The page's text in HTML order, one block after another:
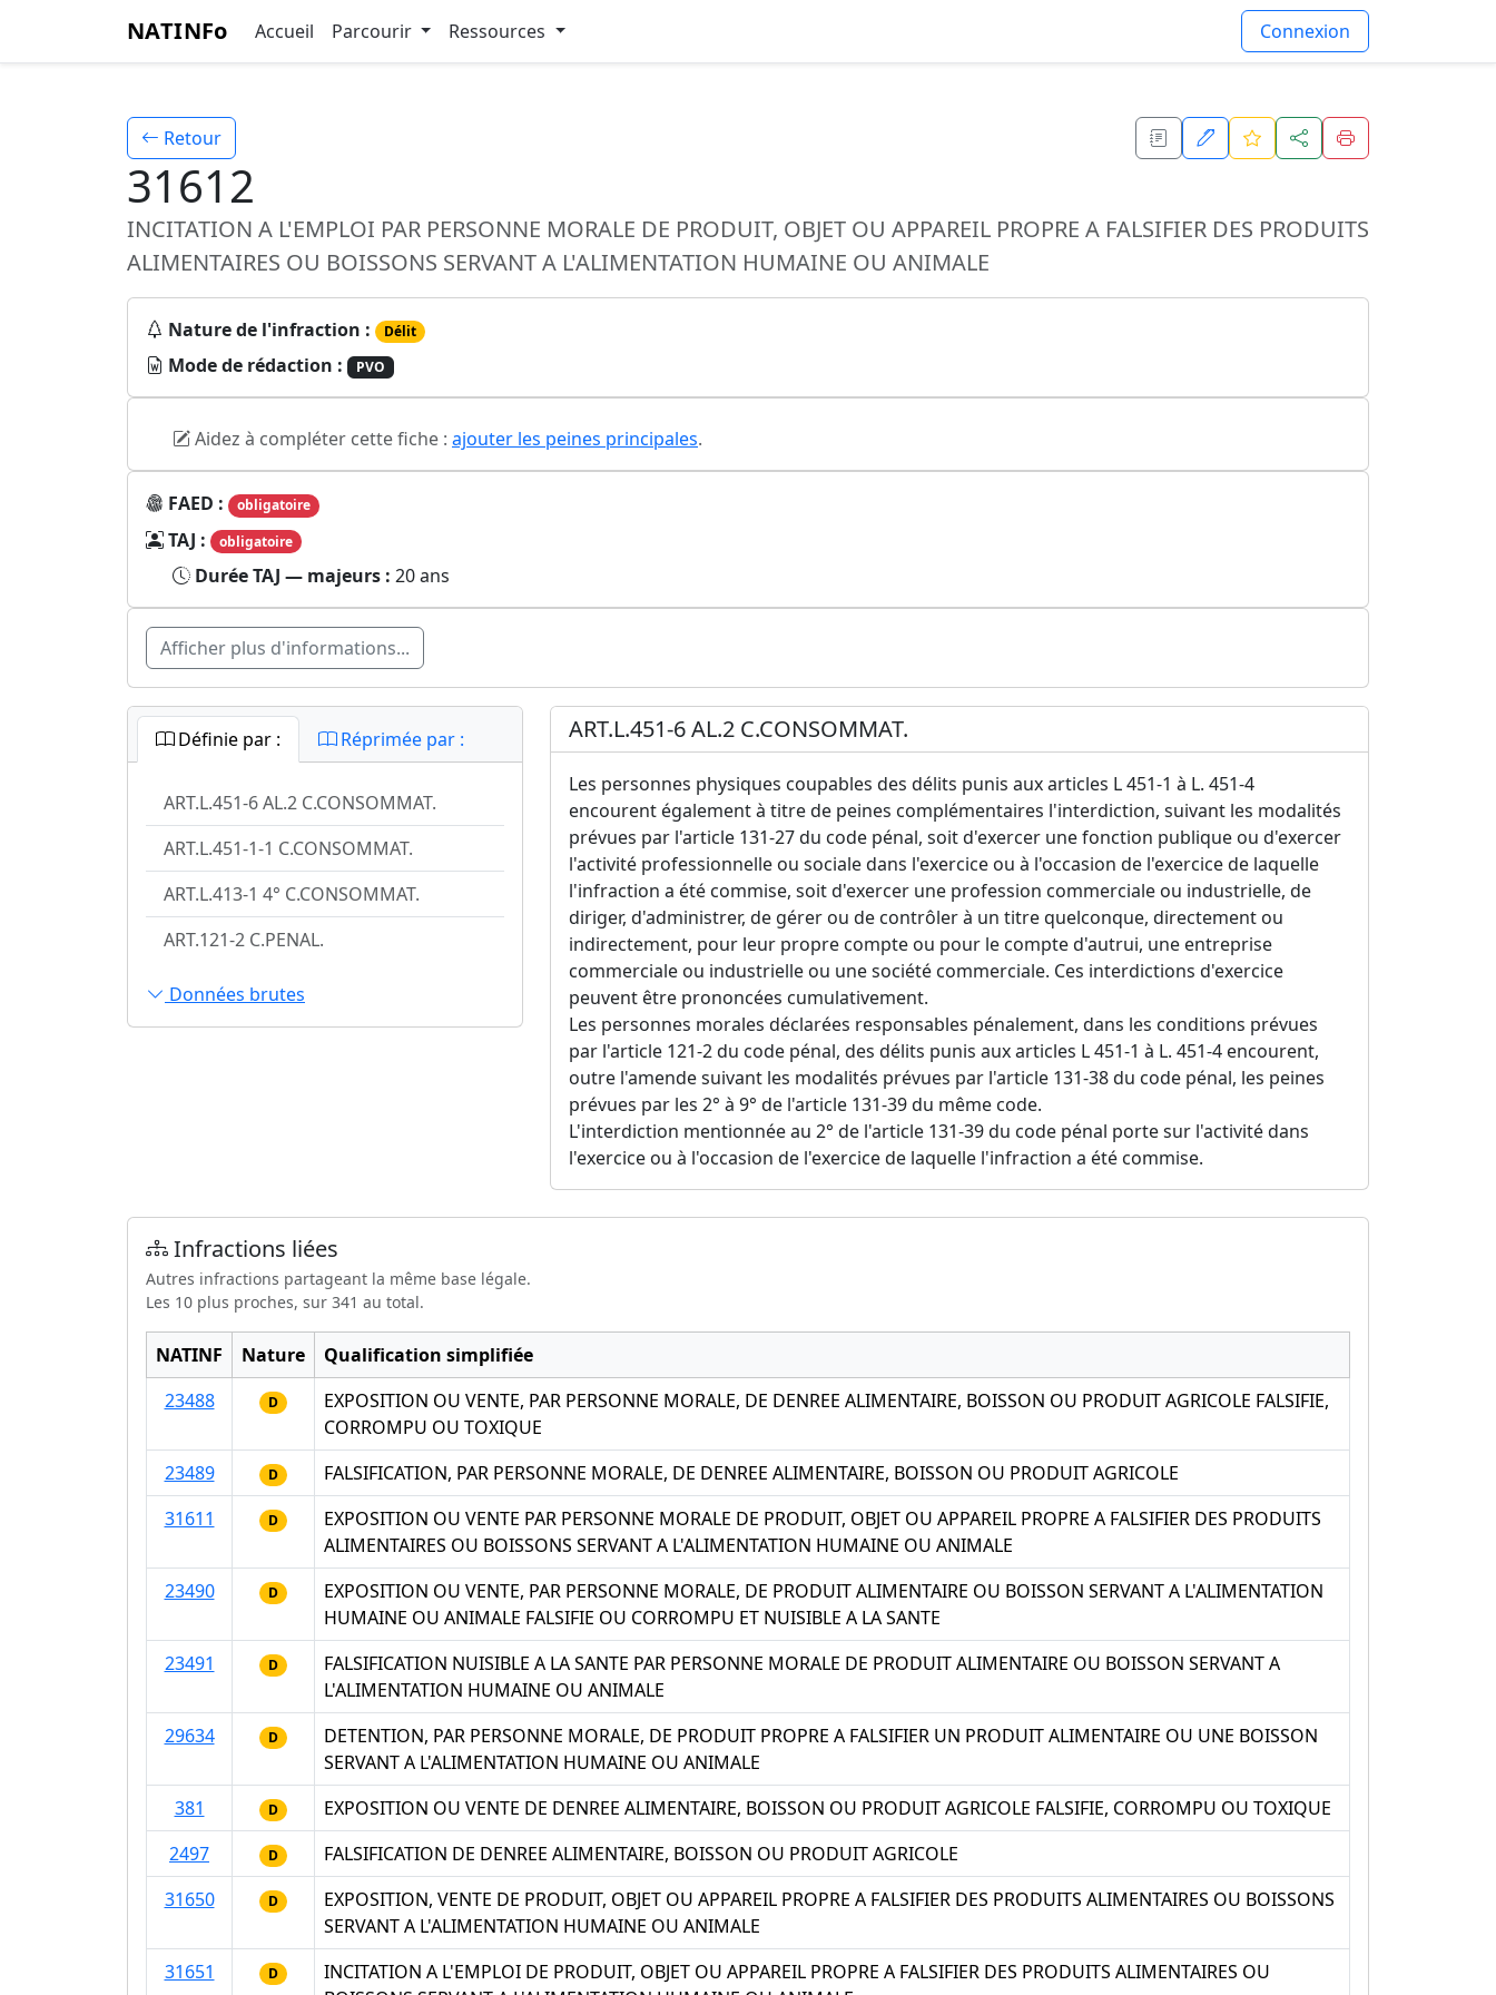
NATINFo Accueil Parcourir Ressources Connexion
Retour
31612
INCITATION A L'EMPLOI PAR PERSONNE MORALE DE PRODUIT, OBJET OU APPAREIL PROPRE A FALSIFIER DES PRODUITS
ALIMENTAIRES OU BOISSONS SERVANT A L'ALIMENTATION HUMAINE OU ANIMALE
Nature de l'infraction : Délit
Mode de rédaction : PVO
Aidez à compléter cette fiche : ajouter les peines principales.
FAED : obligatoire
TAJ : obligatoire
Durée TAJ — majeurs : 20 ans
Afficher plus d'informations...
Définie par : Réprimée par :
ART.L.451-6 AL.2 C.CONSOMMAT.
ART.L.451-1-1 C.CONSOMMAT.
ART.L.413-1 4° C.CONSOMMAT.
ART.121-2 C.PENAL.
Données brutes
ART.L.451-6 AL.2 C.CONSOMMAT.
Les personnes physiques coupables des délits punis aux articles L 451-1 à L. 451-4
encourent également à titre de peines complémentaires l'interdiction, suivant les modalités
prévues par l'article 131-27 du code pénal, soit d'exercer une fonction publique ou d'exercer
l'activité professionnelle ou sociale dans l'exercice ou à l'occasion de l'exercice de laquelle
l'infraction a été commise, soit d'exercer une profession commerciale ou industrielle, de
diriger, d'administrer, de gérer ou de contrôler à un titre quelconque, directement ou
indirectement, pour leur propre compte ou pour le compte d'autrui, une entreprise
commerciale ou industrielle ou une société commerciale. Ces interdictions d'exercice
peuvent être prononcées cumulativement.
Les personnes morales déclarées responsables pénalement, dans les conditions prévues
par l'article 121-2 du code pénal, des délits punis aux articles L 451-1 à L. 451-4 encourent,
outre l'amende suivant les modalités prévues par l'article 131-38 du code pénal, les peines
prévues par les 2° à 9° de l'article 131-39 du même code.
L'interdiction mentionnée au 2° de l'article 131-39 du code pénal porte sur l'activité dans
l'exercice ou à l'occasion de l'exercice de laquelle l'infraction a été commise.
Infractions liées
Autres infractions partageant la même base légale.
Les 10 plus proches, sur 341 au total.
NATINF Nature
Qualification simplifiée
23488
D
EXPOSITION OU VENTE, PAR PERSONNE MORALE, DE DENREE ALIMENTAIRE, BOISSON OU PRODUIT AGRICOLE FALSIFIE,
CORROMPU OU TOXIQUE
23489
D
FALSIFICATION, PAR PERSONNE MORALE, DE DENREE ALIMENTAIRE, BOISSON OU PRODUIT AGRICOLE
31611
D
EXPOSITION OU VENTE PAR PERSONNE MORALE DE PRODUIT, OBJET OU APPAREIL PROPRE A FALSIFIER DES PRODUITS
ALIMENTAIRES OU BOISSONS SERVANT A L'ALIMENTATION HUMAINE OU ANIMALE
23490
D
EXPOSITION OU VENTE, PAR PERSONNE MORALE, DE PRODUIT ALIMENTAIRE OU BOISSON SERVANT A L'ALIMENTATION
HUMAINE OU ANIMALE FALSIFIE OU CORROMPU ET NUISIBLE A LA SANTE
23491
D
FALSIFICATION NUISIBLE A LA SANTE PAR PERSONNE MORALE DE PRODUIT ALIMENTAIRE OU BOISSON SERVANT A
L'ALIMENTATION HUMAINE OU ANIMALE
29634
D
DETENTION, PAR PERSONNE MORALE, DE PRODUIT PROPRE A FALSIFIER UN PRODUIT ALIMENTAIRE OU UNE BOISSON
SERVANT A L'ALIMENTATION HUMAINE OU ANIMALE
381
D
EXPOSITION OU VENTE DE DENREE ALIMENTAIRE, BOISSON OU PRODUIT AGRICOLE FALSIFIE, CORROMPU OU TOXIQUE
2497
D
FALSIFICATION DE DENREE ALIMENTAIRE, BOISSON OU PRODUIT AGRICOLE
31650
D
EXPOSITION, VENTE DE PRODUIT, OBJET OU APPAREIL PROPRE A FALSIFIER DES PRODUITS ALIMENTAIRES OU BOISSONS
SERVANT A L'ALIMENTATION HUMAINE OU ANIMALE
31651
D
INCITATION A L'EMPLOI DE PRODUIT, OBJET OU APPAREIL PROPRE A FALSIFIER DES PRODUITS ALIMENTAIRES OU